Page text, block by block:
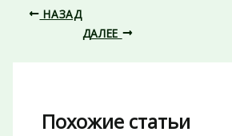
НАЗАД
ДАЛЕЕ
Похожие статьи